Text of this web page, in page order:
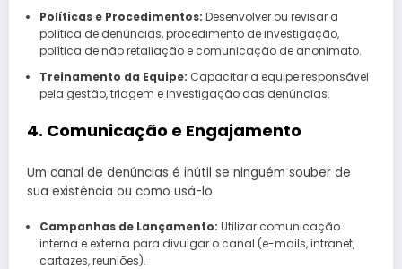
Políticas e Procedimentos: Desenvolver ou revisar a
política de denúncias, procedimento de investigação,
política de não retaliação e comunicação de anonimato.
Treinamento da Equipe: Capacitar a equipe responsável
pela gestão, triagem e investigação das denúncias.
4. Comunicação e Engajamento
Um canal de denúncias é inútil se ninguém souber de
sua existência ou como usá-lo.
Campanhas de Lançamento: Utilizar comunicação
interna e externa para divulgar o canal (e-mails, intranet,
cartazes, reuniões).